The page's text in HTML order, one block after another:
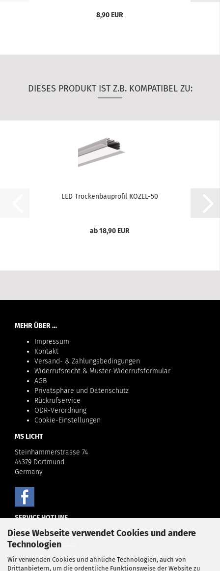
Diese Webseite verwendet Cookies und andere
Technologien
Wir verwenden Cookies und ähnliche Technologien, auch von
Drittanbietern, um die ordentliche Funktionsweise der Website zu
8,90 EUR
DIESES PRODUKT IST Z.B. KOMPATIBEL ZU:
LED Trockenbauprofil KOZEL-50
ab 18,90 EUR
MEHR ÜBER …
Impressum
Kontakt
Versand- & Zahlungsbedingungen
Widerrufsrecht & Muster-Widerrufsformular
AGB
Privatsphäre und Datenschutz
Rückrufservice
ODR-Verordnung
Cookie-Einstellungen
MS LICHT
Steinhammerstrasse 74
44379 Dortmund
Germany
SERVICE HOTLINE
Telefonische Unterstützung und Beratung unter:
+49 (0)231 98538810
Montag-Donnerstag
8.00-16.30 Uhr